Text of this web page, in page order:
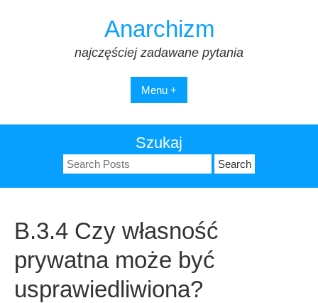
Anarchizm
najczęściej zadawane pytania
Menu +
Szukaj
Search
for:
B.3.4 Czy własność
prywatna może być
usprawiedliwiona?